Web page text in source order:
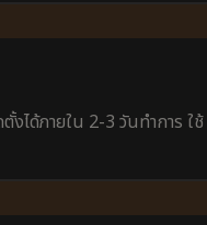
งได้ภายใน 2-3 วันทำการ ใช้